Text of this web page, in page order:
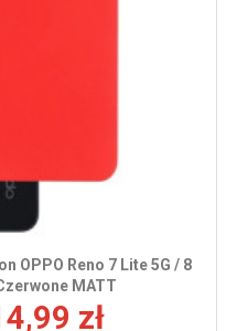
OPPO Reno 7 Lite 5G / 8
MATT
zł